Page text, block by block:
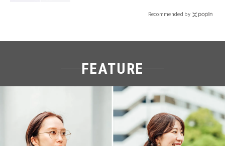
Recommended by
FEATURE